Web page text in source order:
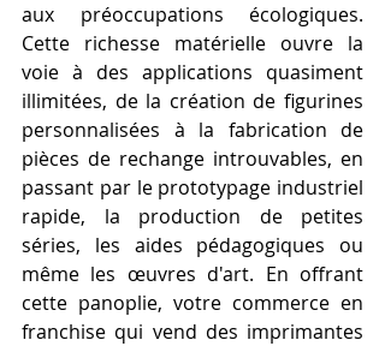
aux préoccupations écologiques.
Cette richesse matérielle ouvre la
voie à des applications quasiment
illimitées, de la création de figurines
personnalisées à la fabrication de
pièces de rechange introuvables, en
passant par le prototypage industriel
rapide, la production de petites
séries, les aides pédagogiques ou
même les œuvres d'art. En offrant
cette panoplie, votre commerce en
franchise qui vend des imprimantes